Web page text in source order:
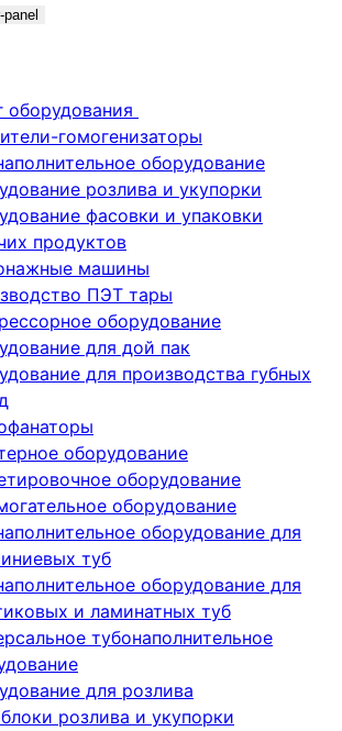
оборудования
гомогенизаторы
оборудование
розлива и укупорки
фасовки и упаковки
продуктов
машины
ПЭТ тары
оборудование
для дой пак
для производства губных
оборудование
оборудование
оборудование
оборудование для
туб
оборудование для
и ламинатных туб
тубонаполнительное
для розлива
розлива и укупорки